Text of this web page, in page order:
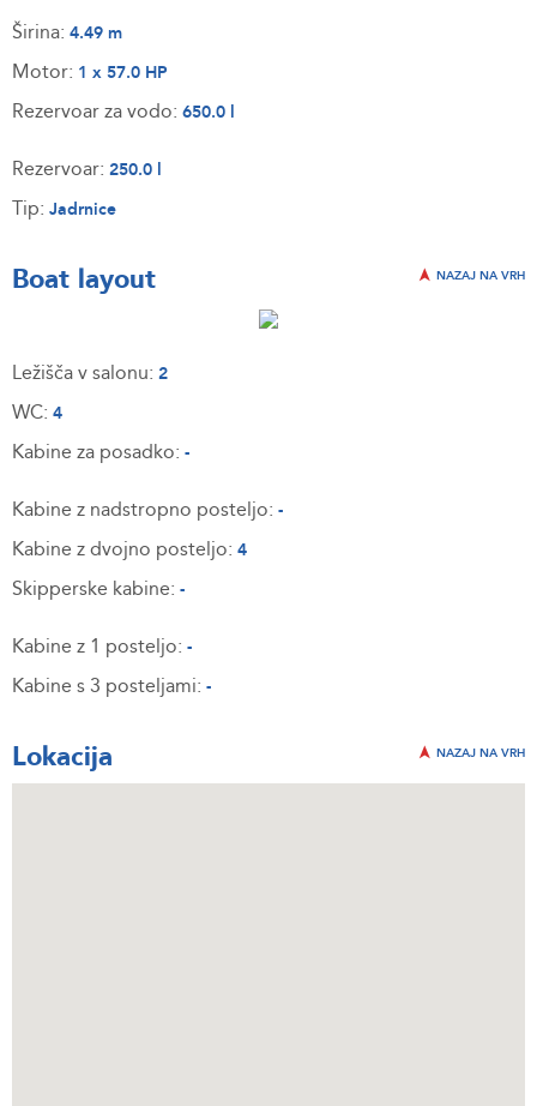
Širina: 4.49 m
Motor: 1 x 57.0 HP
Rezervoar za vodo: 650.0 l
Rezervoar: 250.0 l
Tip: Jadrnice
Boat layout NAZAJ NA VRH
Ležišča v salonu: 2
WC: 4
Kabine za posadko: -
Kabine z nadstropno posteljo: -
Kabine z dvojno posteljo: 4
Skipperske kabine: -
Kabine z 1 posteljo: -
Kabine s 3 posteljami: -
Lokacija NAZAJ NA VRH